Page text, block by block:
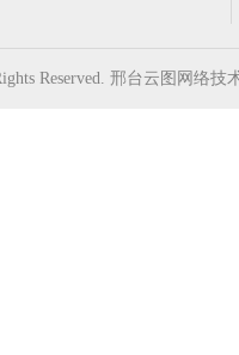
Reserved. 邢台云图网络